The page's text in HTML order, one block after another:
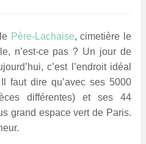
Père-Lachaise, cimetière le
n’est-ce pas ? Un jour de
c’est l’endroit idéal
faut dire qu’avec ses 5000
différentes) et ses 44
grand espace vert de Paris.